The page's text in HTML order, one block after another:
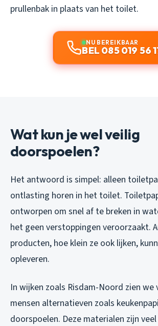
prullenbak in plaats van het toilet.
NU BEREIKBAAR
BEL 085 019 56
Wat kun je wel veilig
doorspoelen?
Het antwoord is simpel: alleen
ontlasting horen in het toilet.
ontworpen om snel af te breken in
het geen verstoppingen veroorzaakt.
producten, hoe klein ze ook lijken,
opleveren.
In wijken zoals Risdam-Noord zien we
mensen alternatieven zoals
doorspoelen. Deze materialen zijn